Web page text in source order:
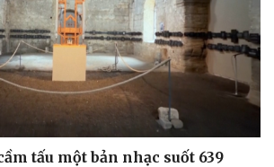
tấu một bản nhạc suốt 639